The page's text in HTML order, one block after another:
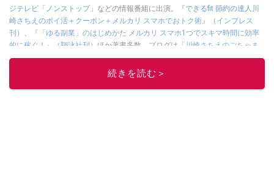
ジテレビ「ノンストップ」 などの情報番組に出演。
『できるfit 節約の達人川
崎さちえのポイ活＋クーポン＋メルカリ スマホでおトク術』（インプレス
刊）
『「ゆる副業」のはじめかた メルカリ スマホ1つでスキマ時間に効率
的に稼ぐ！』（翔泳社刊） ほか著書多数。ブログは 「川崎さちえのごちゃま
ぜ日記」。
■経歴：2003年、夫が子育てをするために、突然会社を辞める。翌月からの
続きを読む＞